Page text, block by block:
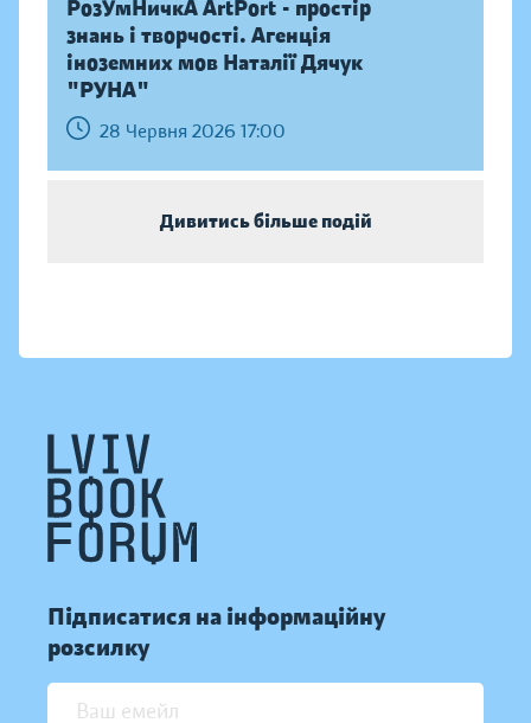
РозУмНичкА ArtPort - простір
знань і творчості. Агенція
іноземних мов Наталії Дячук
"РУНА"
28 Червня 2026 17:00
Дивитись більше подій
Підписатися на інформаційну
розсилку